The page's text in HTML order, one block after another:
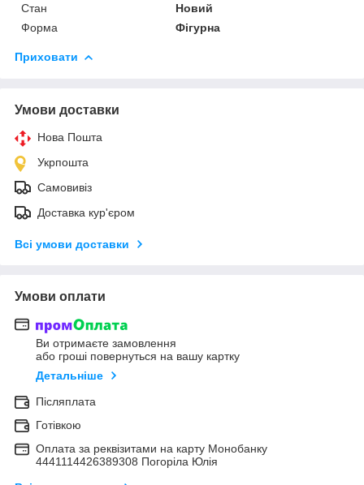
Стан
Новий
Форма
Фігурна
Приховати
Умови доставки
Нова Пошта
Укрпошта
Самовивіз
Доставка кур'єром
Всі умови доставки
Умови оплати
Ви отримаєте замовлення
або гроші повернуться на вашу картку
Детальніше
Післяплата
Готівкою
Оплата за реквізитами на карту Монобанку
4441114426389308 Погоріла Юлія